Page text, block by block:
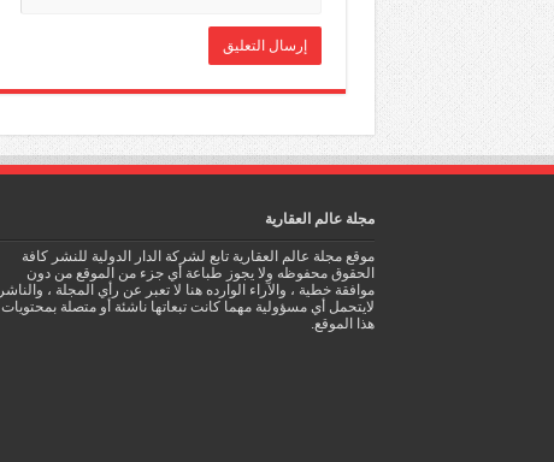
مجلة عالم العقارية
موقع مجلة عالم العقارية تابع لشركة الدار الدولية للنشر كافة
الحقوق محفوظه ولا يجوز طباعة أي جزء من الموقع من دون
موافقة خطية ، والآراء الوارده هنا لا تعبر عن رأي المجلة ، والناشر
لايتحمل أي مسؤولية مهما كانت تبعاتها ناشئة أو متصلة بمحتويات
هذا الموقع.